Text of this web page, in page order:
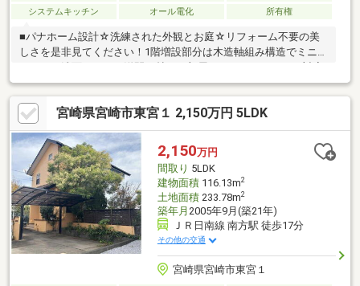
システムキッチン
オール電化 所有権
■パナホーム設計☆洗練された外観とお庭☆リフォーム不要の美
しさを是非見てください！1階増設部分は木造軸組み構造でミニキ
ッチンと洗面がついた洋間12帖のお部屋です！バリアフリー対応
なので車椅子のままトイレに行くことが出来ます！1階、2階、増
設部にそれぞれトイレがありますので朝の忙しいお時間や来客時
も困りません！2世帯住宅もしくはお仕事部屋にも最適なお家で
す！■駐車場縦列２台可能！雨の日も安心のカーポートつき！前
面道路が広いので運転が苦手な方でも安心です！・小学校徒歩10
分×中学校徒歩1分！・バス停徒歩1分×木花駅まで徒歩1分！利便
性が良いので子育て世代の方に嬉しい条件です！
宮崎県宮崎市東宮１ 2,150万円 5LDK
2,150万円
間取り 5LDK
建物面積116.13m2
土地面積233.78m2
築年月 2005年9月(築21年)
ＪＲ日南線 南方駅 徒歩17分
その他の交通
宮崎県宮崎市東宮１